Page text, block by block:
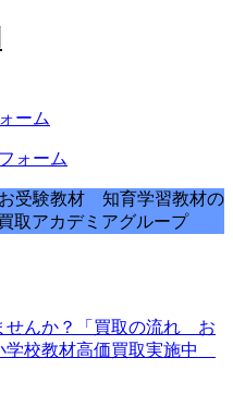
受験教材 知育学習教材の
取アカデミアグループ
せんか？「買取の流れ お
校教材高価買取実施中